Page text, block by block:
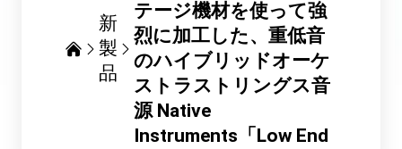
新
製
品
テージ機材を使って強
烈に加工した、重低音
のハイブリッドオーケ
ストラストリングス音
源 Native
Instruments「Low End